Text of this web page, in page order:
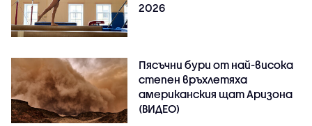
2026
Пясъчни бури от най-висока
степен връхлетяха
американския щат Аризона
(ВИДЕО)